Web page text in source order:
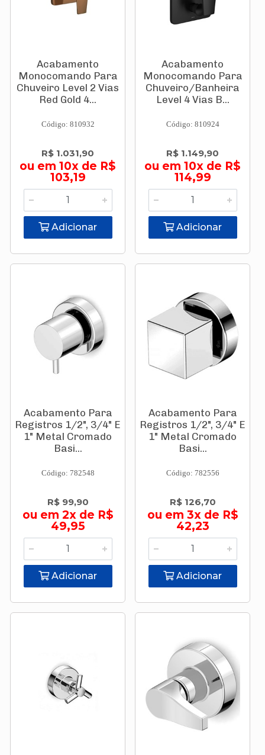
Acabamento
Monocomando Para
Chuveiro Level 2 Vias
Red Gold 4...
Código: 810932
R$ 1.031,90
ou em 10x de R$
103,19
Adicionar
Acabamento
Monocomando Para
Chuveiro/Banheira
Level 4 Vias B...
Código: 810924
R$ 1.149,90
ou em 10x de R$
114,99
Adicionar
Acabamento Para
Registros 1/2", 3/4" E
1" Metal Cromado
Basi...
Código: 782548
R$ 99,90
ou em 2x de R$
49,95
Adicionar
Acabamento Para
Registros 1/2", 3/4" E
1" Metal Cromado
Basi...
Código: 782556
R$ 126,70
ou em 3x de R$
42,23
Adicionar